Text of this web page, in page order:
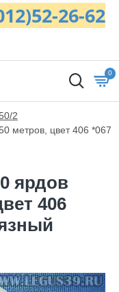
26-62
0
2
метров, цвет 406 *067
ярдов
406